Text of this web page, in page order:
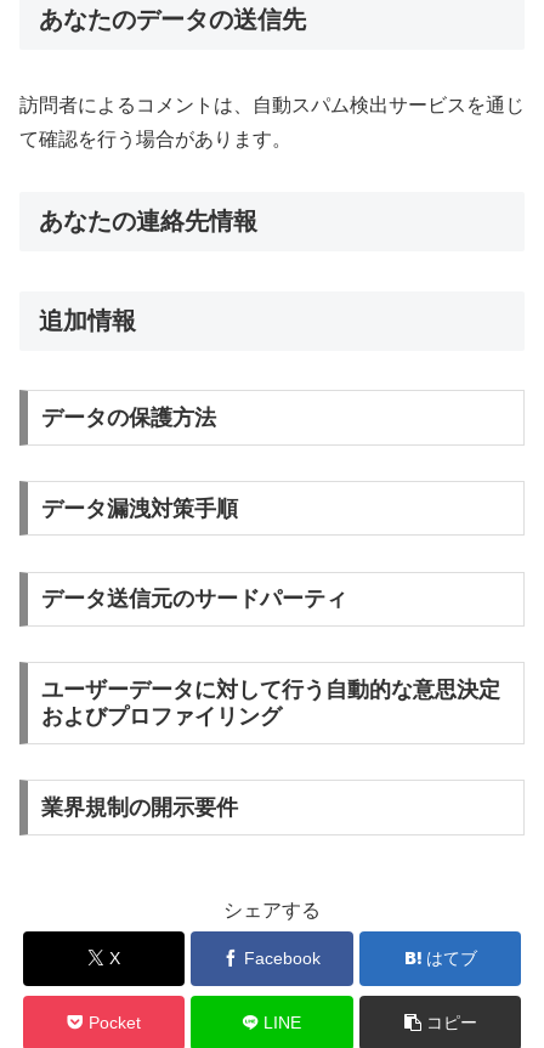
あなたのデータの送信先
訪問者によるコメントは、自動スパム検出サービスを通じ
て確認を行う場合があります。
あなたの連絡先情報
追加情報
データの保護方法
データ漏洩対策手順
データ送信元のサードパーティ
ユーザーデータに対して行う自動的な意思決定
およびプロファイリング
業界規制の開示要件
シェアする
X Facebook はてブ
Pocket LINE コピー